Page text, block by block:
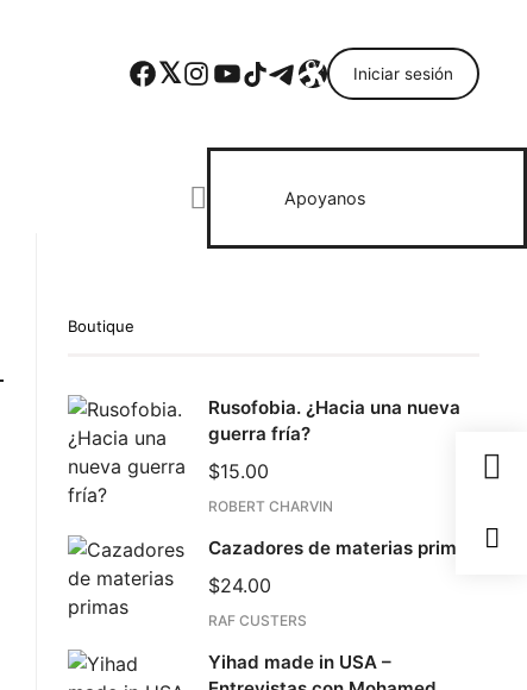
Facebook Twitter Instagram YouTube TikTok Telegram Enlace Iniciar sesión
Apoyanos
Boutique
Rusofobia. ¿Hacia una nueva
guerra fría?
$15.00
ROBERT CHARVIN
Cazadores de materias primas
$24.00
RAF CUSTERS
Yihad made in USA –